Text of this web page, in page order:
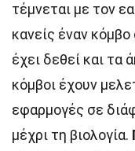
τέμνεται με τον
κανείς έναν
έχει δεθεί και τα
κόμβοι έχουν
εφαρμογές σε
μέχρι τη βιολογία.